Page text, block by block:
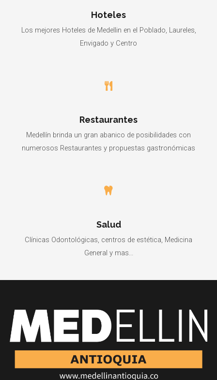
Hoteles
Los mejores Hoteles de Medellin en el Poblado, Laureles,
Envigado y Centro
Restaurantes
Medellín brinda un gran abanico de posibilidades con
numerosos Restaurantes y propuestas gastronómicas
Salud
Clínicas Odontológicas, centros de estética, Medicina
General y mas...